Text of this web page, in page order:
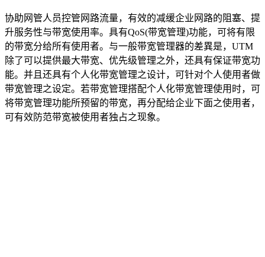
协助网管人员控管网路流量，有效的减缓企业网路的阻塞、提
升服务性与带宽使用率。具有QoS(带宽管理)功能，可将有限
的带宽分给所有使用者。与一般带宽管理器的差異是，UTM
除了可以提供最大带宽、优先级管理之外，还具有保证带宽功
能。并且还具有个人化带宽管理之设计，可针对个人使用者做
带宽管理之设定。若带宽管理搭配个人化带宽管理使用时，可
将带宽管理功能所预留的带宽，再分配给企业下面之使用者，
可有效防范带宽被使用者独占之现象。